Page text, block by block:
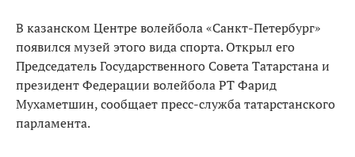
В казанском Центре волейбола «Санкт-Петербург»
появился музей этого вида спорта. Открыл его
Председатель Государственного Совета Татарстана и
президент Федерации волейбола РТ Фарид
Мухаметшин, сообщает пресс-служба татарстанского
парламента.